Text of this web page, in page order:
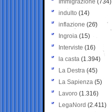
Immigrazione (734)
indulto (14)
inflazione (26)
Ingroia (15)
Interviste (16)
la casta (1.394)
La Destra (45)
La Sapienza (5)
Lavoro (1.316)
LegaNord (2.411)